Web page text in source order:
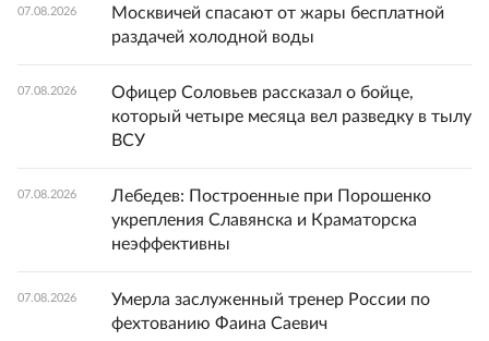
07.08.2026
Москвичей спасают от жары бесплатной
раздачей холодной воды
07.08.2026
Офицер Соловьев рассказал о бойце,
который четыре месяца вел разведку в тылу
ВСУ
07.08.2026
Лебедев: Построенные при Порошенко
укрепления Славянска и Краматорска
неэффективны
07.08.2026
Умерла заслуженный тренер России по
фехтованию Фаина Саевич